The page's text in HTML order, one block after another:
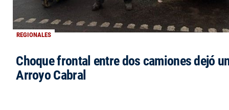
REGIONALES
Choque frontal entre dos camiones dejó
Arroyo Cabral